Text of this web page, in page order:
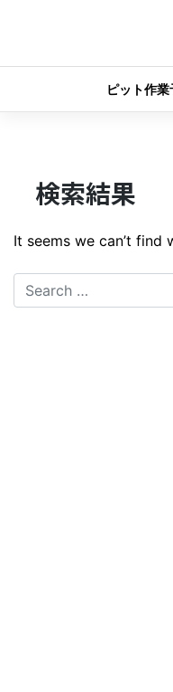
ピット作業
検索結果
It seems we can’t find